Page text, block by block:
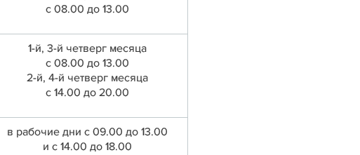
с 08.00 до 13.00
1-й, 3-й четверг месяца
с 08.00 до 13.00
2-й, 4-й четверг месяца
с 14.00 до 20.00
в рабочие дни с 09.00 до 13.00
и с 14.00 до 18.00